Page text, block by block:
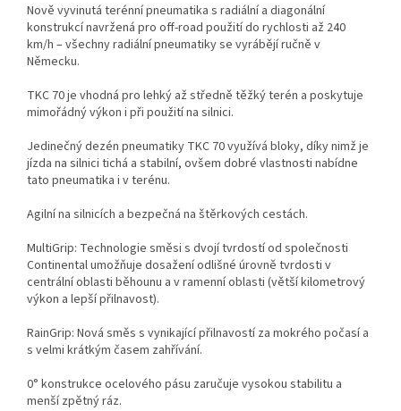
Nově vyvinutá terénní pneumatika s radiální a diagonální
konstrukcí navržená pro off-road použití do rychlosti až 240
km/h – všechny radiální pneumatiky se vyrábějí ručně v
Německu.
TKC 70 je vhodná pro lehký až středně těžký terén a poskytuje
mimořádný výkon i při použití na silnici.
Jedinečný dezén pneumatiky TKC 70 využívá bloky, díky nimž je
jízda na silnici tichá a stabilní, ovšem dobré vlastnosti nabídne
tato pneumatika i v terénu.
Agilní na silnicích a bezpečná na štěrkových cestách.
MultiGrip: Technologie směsi s dvojí tvrdostí od společnosti
Continental umožňuje dosažení odlišné úrovně tvrdosti v
centrální oblasti běhounu a v ramenní oblasti (větší kilometrový
výkon a lepší přilnavost).
RainGrip: Nová směs s vynikající přilnavostí za mokrého počasí a
s velmi krátkým časem zahřívání.
0° konstrukce ocelového pásu zaručuje vysokou stabilitu a
menší zpětný ráz.